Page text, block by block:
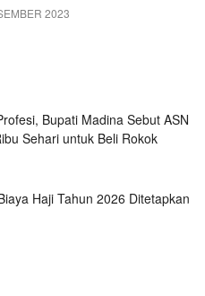
2023
Bupati Madina Sebut ASN
Sehari untuk Beli Rokok
Haji Tahun 2026 Ditetapkan